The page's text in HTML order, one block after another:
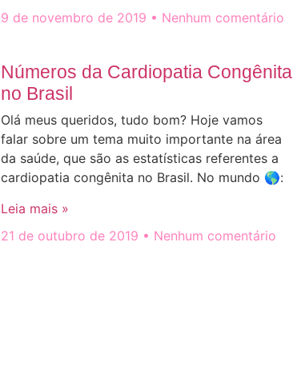
9 de novembro de 2019
Nenhum comentário
Números da Cardiopatia Congênita
no Brasil
Olá meus queridos, tudo bom? Hoje vamos
falar sobre um tema muito importante na área
da saúde, que são as estatísticas referentes a
cardiopatia congênita no Brasil. No mundo 🌎:
Leia mais »
21 de outubro de 2019
Nenhum comentário